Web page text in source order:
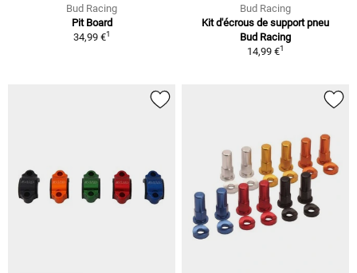
Bud Racing
Pit Board
34,99 €1
Bud Racing
Kit d'écrous de support pneu
Bud Racing
14,99 €1